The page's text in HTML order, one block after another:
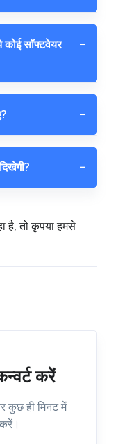
सॉफ्टवेयर
−
−
−
है, तो कृपया हमसे
करें
कुछ ही मिनट में